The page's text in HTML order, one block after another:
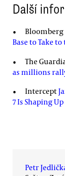
Další
Bloomberg
Base to Take
The
as millions
Intercept
7 Is Shaping
Petr